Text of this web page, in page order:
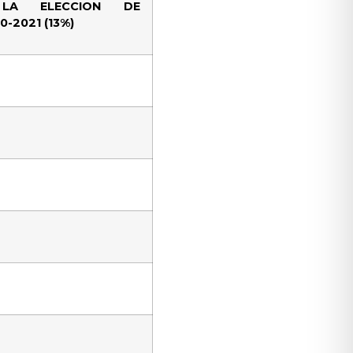
ELECCION DE
2021 (13%)